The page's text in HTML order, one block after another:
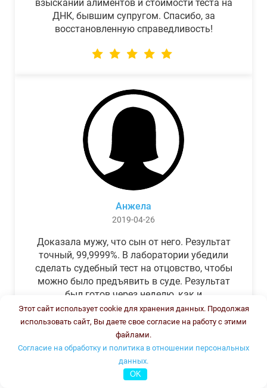
взыскании алиментов и стоимости теста на
ДНК, бывшим супругом. Спасибо, за
восстановленную справедливость!
Анжела
2019-04-26
Доказала мужу, что сын от него. Результат
точный, 99,9999%. В лаборатории убедили
сделать судебный тест на отцовство, чтобы
можно было предъявить в суде. Результат
был готов через неделю, как и
обещали.Теперь муж бегает и извиняется.
Этот сайт использует cookie для хранения данных. Продолжая
использовать сайт, Вы даете свое согласие на работу с этими
файлами.
Согласие на обработку и политика в отношении персональных
данных.
OK